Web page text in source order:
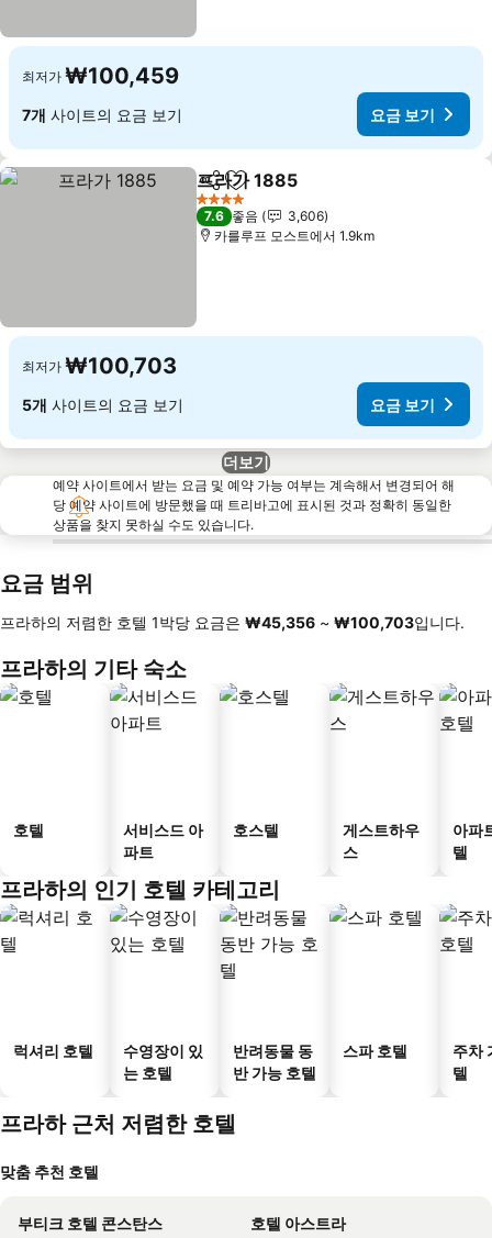
최저가 ₩100,459
7개 사이트의 요금 보기 요금 보기
공유 즐겨찾기에 추가
프라가 1885
4 성급
7.6 좋음
3,606
카를루프 모스트에서 1.9km
최저가 ₩100,703
5개 사이트의 요금 보기 요금 보기
더보기
예약 사이트에서 받는 요금 및 예약 가능 여부는 계속해서 변경되어 해
당 예약 사이트에 방문했을 때 트리바고에 표시된 것과 정확히 동일한
상품을 찾지 못하실 수도 있습니다.
요금 범위
프라하의 저렴한 호텔 1박당 요금은 ‎₩45,356 ~ ‎₩100,703입니다.
프라하의 기타 숙소
호텔
서비스드 아
파트
호스텔
게스트하우
스
아파
텔
프라하의 인기 호텔 카테고리
럭셔리 호텔
수영장이 있
는 호텔
반려동물 동
반 가능 호텔
스파 호텔
주차
텔
프라하 근처 저렴한 호텔
맞춤 추천 호텔
부티크 호텔 콘스탄스
호텔 아스트라